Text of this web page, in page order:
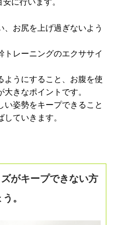
に行います。
、お尻を上げ過ぎないよう
トレーニングのエクササイ
ようにすること、お腹を使
きなポイントです。
い姿勢をキープできること
ていきます。
がキープできない方
。